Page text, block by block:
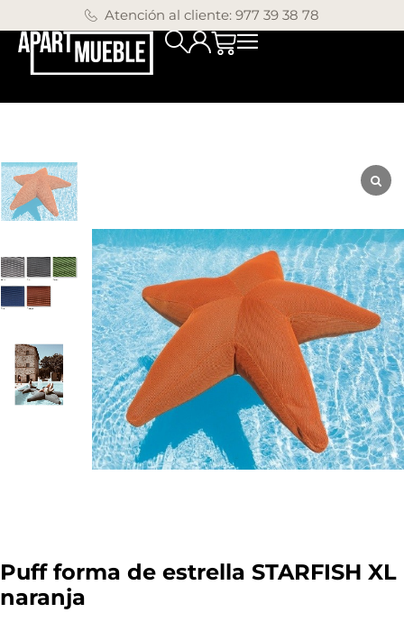
Atención al cliente: 977 39 38 78
Puff forma de estrella STARFISH XL
naranja